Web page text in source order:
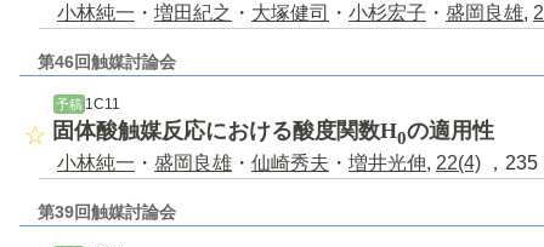
小林純一 ・ 増田紀之 ・ 大塚健司 ・ 小杉宏子 ・ 盛岡良雄,
第46回触媒討論会
予稿 1C11
固体酸触媒反応における酸度関数H0の適用性
小林純一 ・ 盛岡良雄 ・ 仙崎秀夫 ・ 増井光伸, 22(4) ，
第39回触媒討論会